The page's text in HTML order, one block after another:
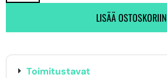
LISÄÄ OSTOSKORIIN
Toimitustavat